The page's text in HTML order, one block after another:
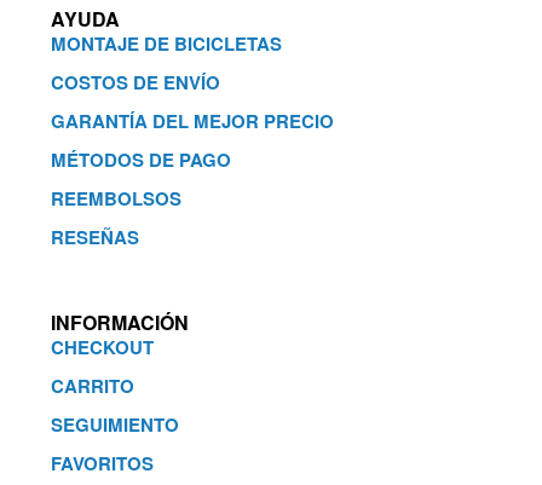
AYUDA
MONTAJE DE BICICLETAS
COSTOS DE ENVÍO
GARANTÍA DEL MEJOR PRECIO
MÉTODOS DE PAGO
REEMBOLSOS
RESEÑAS
INFORMACIÓN
CHECKOUT
CARRITO
SEGUIMIENTO
FAVORITOS